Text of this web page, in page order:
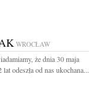
WROCŁAW
że dnia 30 maja
odeszła od nas ukochana...